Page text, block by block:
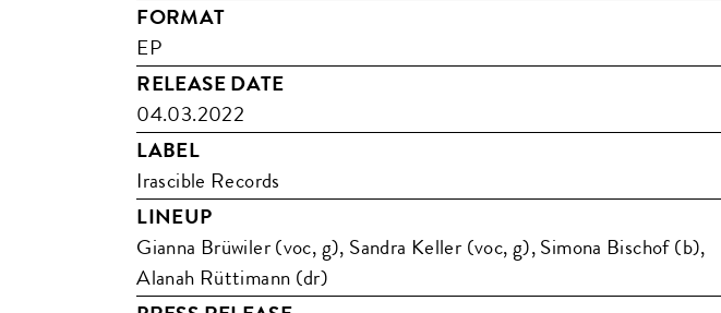
FORMAT
EP
RELEASE DATE
04.03.2022
LABEL
Irascible Records
LINEUP
Gianna Brüwiler (voc, g), Sandra Keller (voc, g), Simona Bischof (b),
Alanah Rüttimann (dr)